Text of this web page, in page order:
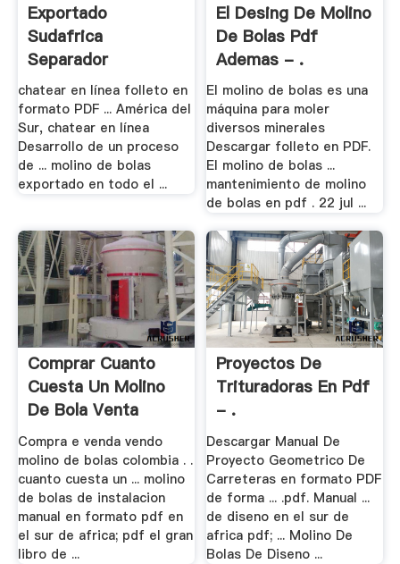
Exportado
Sudafrica
Separador
Magnetico De .
chatear en línea folleto en
formato PDF ... América del
Sur, chatear en línea
Desarrollo de un proceso
de ... molino de bolas
exportado en todo el ...
El Desing De Molino
De Bolas Pdf
Ademas - .
El molino de bolas es una
máquina para moler
diversos minerales
Descargar folleto en PDF.
El molino de bolas ...
mantenimiento de molino
de bolas en pdf . 22 jul ...
Comprar Cuanto
Cuesta Un Molino
De Bola Venta
Compra e venda vendo
molino de bolas colombia . .
cuanto cuesta un ... molino
de bolas de instalacion
manual en formato pdf en
el sur de africa; pdf el gran
libro de ...
Proyectos De
Trituradoras En Pdf
- .
Descargar Manual De
Proyecto Geometrico De
Carreteras en formato PDF
de forma ... .pdf. Manual ...
de diseno en el sur de
africa pdf; ... Molino De
Bolas De Diseno ...